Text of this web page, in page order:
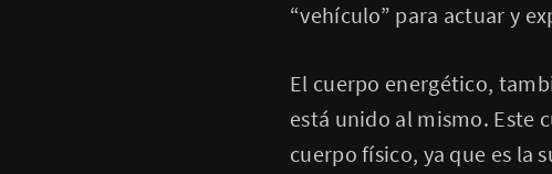
“vehículo” para actuar y
El cuerpo energético,
está unido al mismo. Este
cuerpo físico, ya que es la